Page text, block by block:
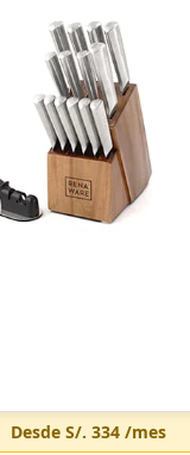
Desde S/. 334/mes